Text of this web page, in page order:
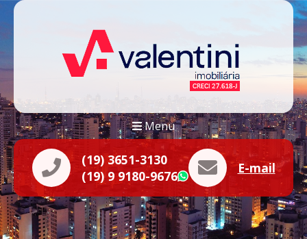
Menu
(19) 3651-3130
(19) 9 9180-9676
WhatsApp
E-mail